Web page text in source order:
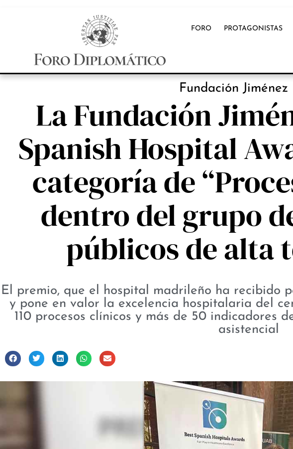
FORO PROTAGONISTAS
Fundación Jiménez
La Fundación
Spanish Hospital
categoría de
dentro del grupo
públicos de alta
El premio, que el hospital madrileño ha recibido
y pone en valor la excelencia hospitalaria del
110 procesos clínicos y más de 50 indicadores
asistencial